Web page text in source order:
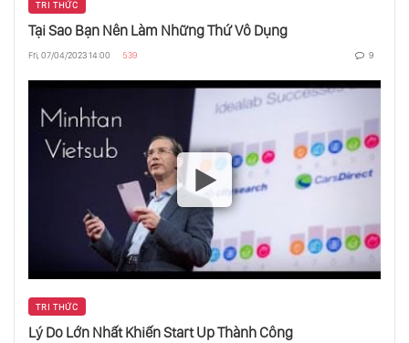
Thiên Tài Sáng Tạo Khó Nắm Bắt Của Bạn
Tại Sao Vũ Trụ Tồn Tại?
TRI THỨC
Tại Sao Bạn Nên Làm Những Thứ Vô Dụng
Fri, 07/04/2023 14:00 539 9
TRI THỨC
Lý Do Lớn Nhất Khiến Start Up Thành Công